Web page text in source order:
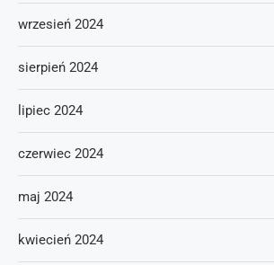
wrzesień 2024
sierpień 2024
lipiec 2024
czerwiec 2024
maj 2024
kwiecień 2024